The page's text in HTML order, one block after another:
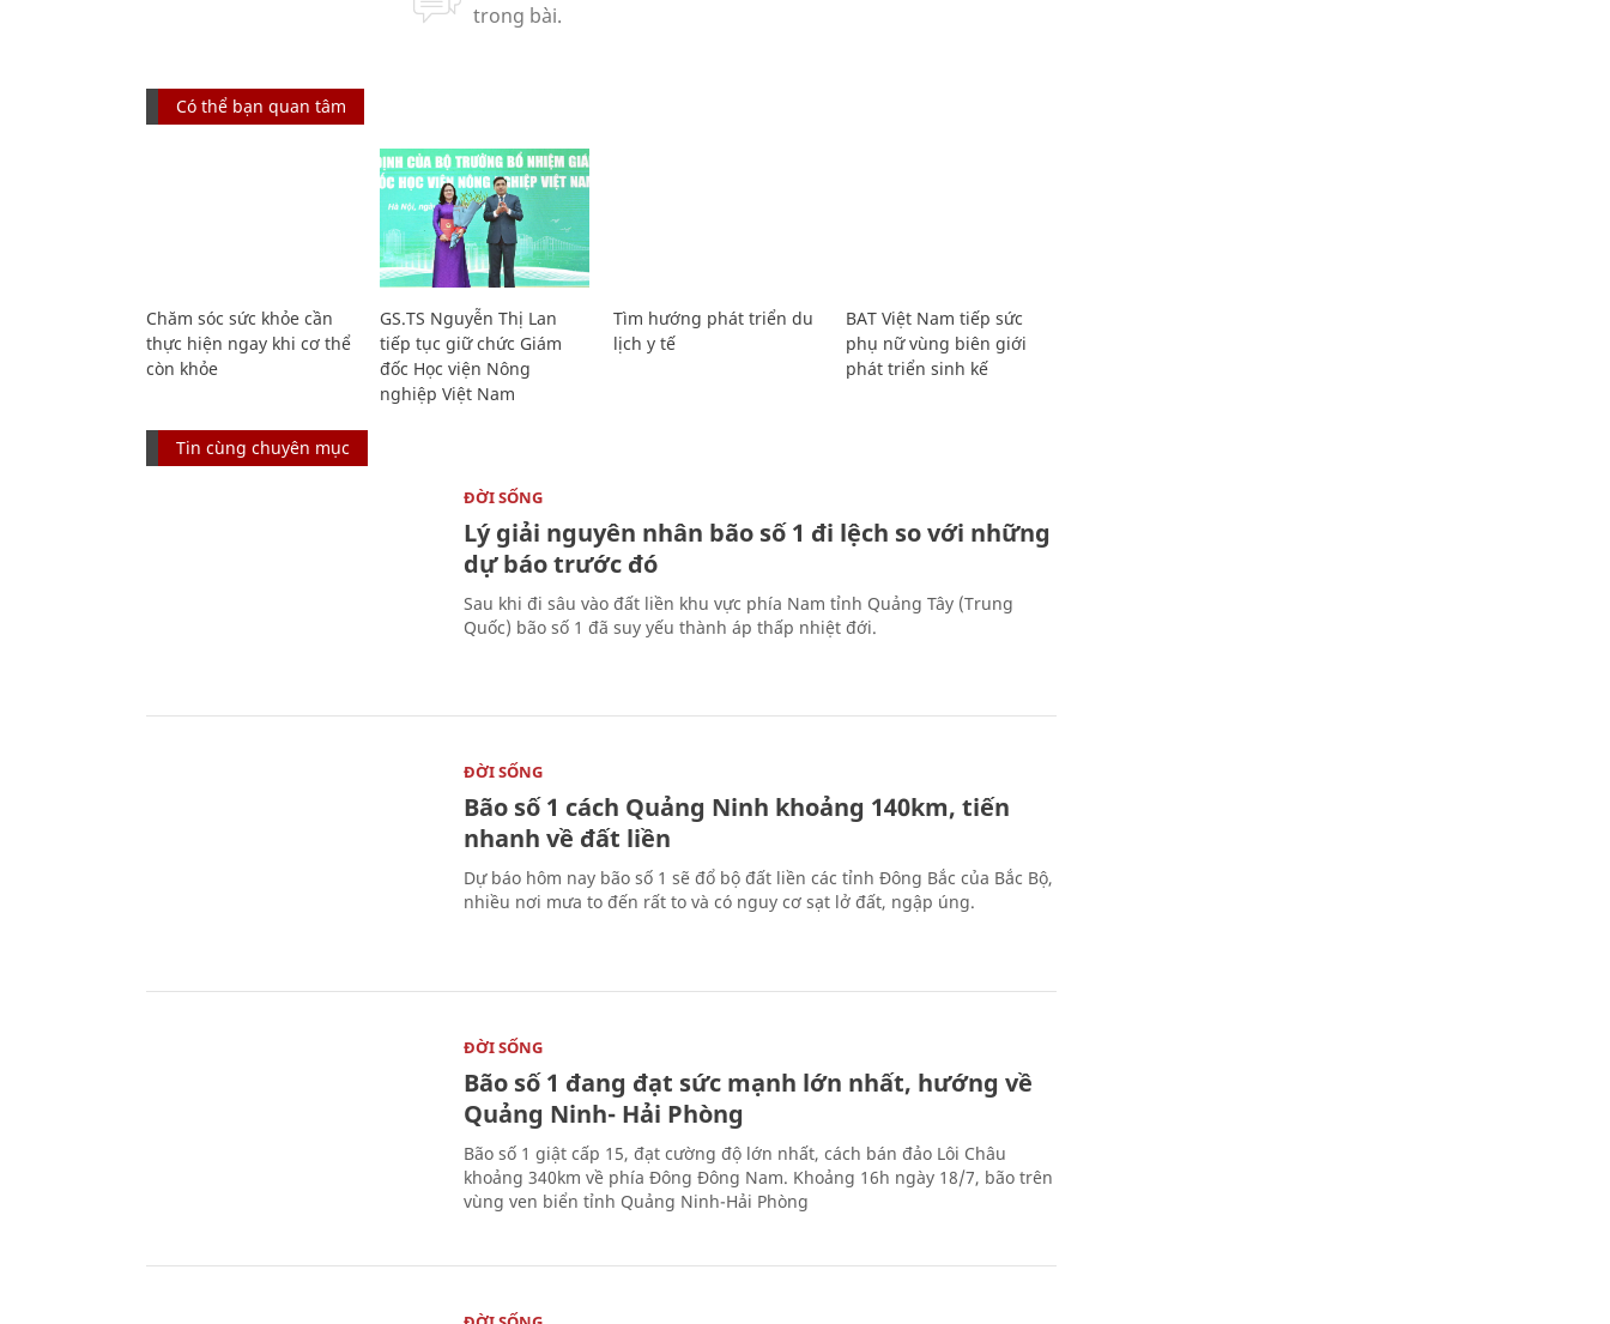
Có thể bạn quan tâm
Chăm sóc sức khỏe cần
thực hiện ngay khi cơ thể
còn khỏe
GS.TS Nguyễn Thị Lan
tiếp tục giữ chức Giám
đốc Học viện Nông
nghiệp Việt Nam
Tìm hướng phát triển du
lịch y tế
BAT Việt Nam tiếp sức
phụ nữ vùng biên giới
phát triển sinh kế
Tin cùng chuyên mục
ĐỜI SỐNG
Lý giải nguyên nhân bão số 1 đi lệch so với những
dự báo trước đó
Sau khi đi sâu vào đất liền khu vực phía Nam tỉnh Quảng Tây (Trung
Quốc) bão số 1 đã suy yếu thành áp thấp nhiệt đới.
ĐỜI SỐNG
Bão số 1 cách Quảng Ninh khoảng 140km, tiến
nhanh về đất liền
Dự báo hôm nay bão số 1 sẽ đổ bộ đất liền các tỉnh Đông Bắc của Bắc Bộ,
nhiều nơi mưa to đến rất to và có nguy cơ sạt lở đất, ngập úng.
ĐỜI SỐNG
Bão số 1 đang đạt sức mạnh lớn nhất, hướng về
Quảng Ninh- Hải Phòng
Bão số 1 giật cấp 15, đạt cường độ lớn nhất, cách bán đảo Lôi Châu
khoảng 340km về phía Đông Đông Nam. Khoảng 16h ngày 18/7, bão trên
vùng ven biển tỉnh Quảng Ninh-Hải Phòng